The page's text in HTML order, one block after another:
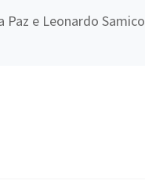
Paz e Leonardo Samico